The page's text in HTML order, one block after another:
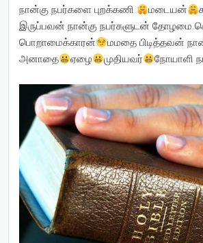
நான்கு நபர்களை புறக்கணி மடையன்
இருப்பவன் நான்கு நபர்களுடன் தோழமை
பொறாமைக்காரன்
மமதை பிடித்தவன்
அனாதை
ஏழை முதியவர் நோயாளி